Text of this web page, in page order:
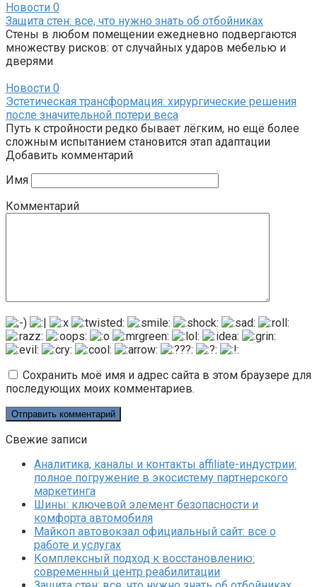
Новости 0
Защита стен: все, что нужно знать об отбойниках
Стены в любом помещении ежедневно подвергаются
множеству рисков: от случайных ударов мебелью и
дверями
Новости 0
Эстетическая трансформация: хирургические решения
после значительной потери веса
Путь к стройности редко бывает лёгким, но ещё более
сложным испытанием становится этап адаптации
Добавить комментарий
Имя
Комментарий
Сохранить моё имя и адрес сайта в этом браузере для
последующих моих комментариев.
Свежие записи
Аналитика, каналы и контакты affiliate-индустрии:
полное погружение в экосистему партнерского
маркетинга
Шины: ключевой элемент безопасности и
комфорта автомобиля
Майкоп автовокзал официальный сайт: все о
работе и услугах
Комплексный подход к восстановлению:
современный центр реабилитации